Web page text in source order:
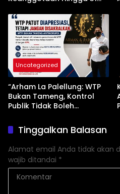
Uncategorized
“Arham La Palellung: WTP
Bukan Tameng, Kontrol
Publik Tidak Boleh
Tinggalkan Balasan
Alamat email Anda tidak akan
wajib ditandai *